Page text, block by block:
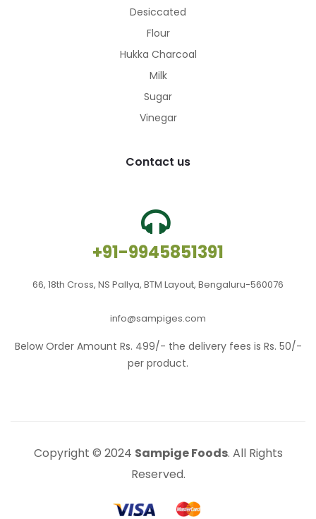
Desiccated
Flour
Hukka Charcoal
Milk
Sugar
Vinegar
Contact us
+91-9945851391
66, 18th Cross, NS Pallya, BTM Layout, Bengaluru-560076
info@sampiges.com
Below Order Amount Rs. 499/- the delivery fees is Rs. 50/-
per product.
Copyright © 2024 Sampige Foods. All Rights
Reserved.